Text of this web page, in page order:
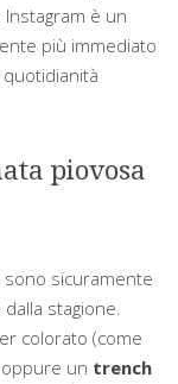
è un
più immediato
piovosa
sicuramente
stagione.
colorato (come
un trench